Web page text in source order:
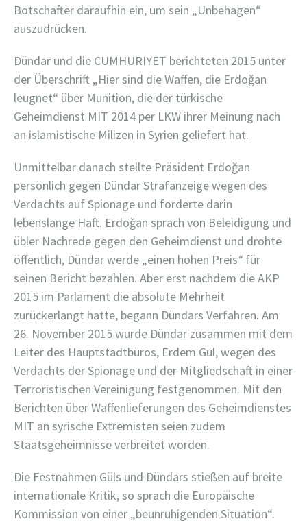
Botschafter daraufhin ein, um sein „Unbehagen“
auszudrücken.
Dündar und die CUMHURIYET berichteten 2015 unter
der Überschrift „Hier sind die Waffen, die Erdoğan
leugnet“ über Munition, die der türkische
Geheimdienst MIT 2014 per LKW ihrer Meinung nach
an islamistische Milizen in Syrien geliefert hat.
Unmittelbar danach stellte Präsident Erdoğan
persönlich gegen Dündar Strafanzeige wegen des
Verdachts auf Spionage und forderte darin
lebenslange Haft. Erdoğan sprach von Beleidigung und
übler Nachrede gegen den Geheimdienst und drohte
öffentlich, Dündar werde „einen hohen Preis“für
seinen Bericht bezahlen. Aber erst nachdem die AKP
2015 im Parlament die absolute Mehrheit
zurückerlangt hatte, begann Dündars Verfahren. Am
26. November 2015 wurde Dündar zusammen mit dem
Leiter des Hauptstadtbüros, Erdem Gül, wegen des
Verdachts der Spionage und der Mitgliedschaft in einer
Terroristischen Vereinigung festgenommen. Mit den
Berichten über Waffenlieferungen des Geheimdienstes
MIT an syrische Extremisten seien zudem
Staatsgeheimnisse verbreitet worden.
Die Festnahmen Güls und Dündars stießen auf breite
internationale Kritik, so sprach die Europäische
Kommission von einer „beunruhigenden Situation“.